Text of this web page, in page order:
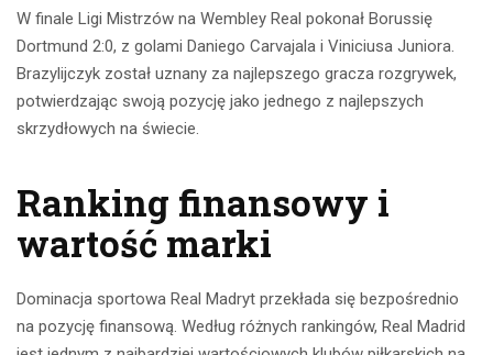
W finale Ligi Mistrzów na Wembley Real pokonał Borussię
Dortmund 2:0, z golami Daniego Carvajala i Viniciusa Juniora.
Brazylijczyk został uznany za najlepszego gracza rozgrywek,
potwierdzając swoją pozycję jako jednego z najlepszych
skrzydłowych na świecie.
Ranking finansowy i
wartość marki
Dominacja sportowa Real Madryt przekłada się bezpośrednio
na pozycję finansową. Według różnych rankingów, Real Madrid